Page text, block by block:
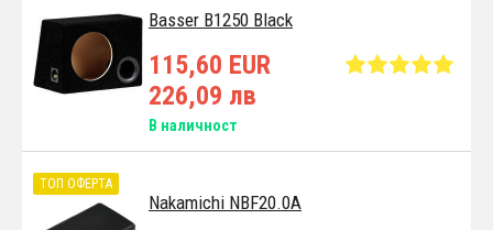
Basser B1250 Black
115,60 EUR
226,09 лв
В наличност
Nakamichi NBF20.0A
ТОП ОФЕРТА